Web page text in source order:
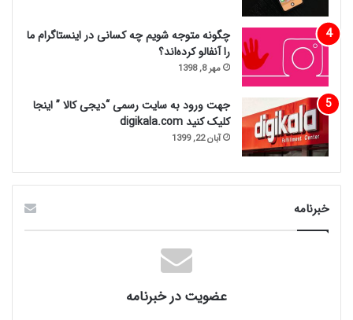
چگونه متوجه شویم چه کسانی در اینستاگرام ما
را آنفالو کرده‌اند؟
مهر 8, 1398
جهت ورود به سایت رسمی “دیجی کالا ” اینجا
کلیک کنید digikala.com
آبان 22, 1399
خبرنامه
عضویت در خبرنامه